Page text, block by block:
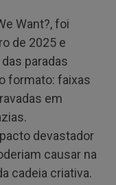
Want?, foi
de 2025 e
paradas
formato: faixas
em
devastador
causar na
cadeia criativa.